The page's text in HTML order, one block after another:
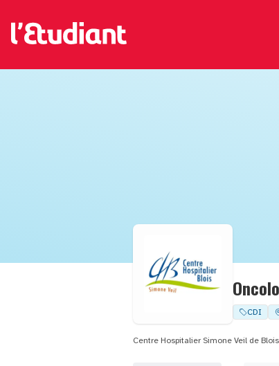
CDI
Centre Hospitalier Simone Veil de Blois